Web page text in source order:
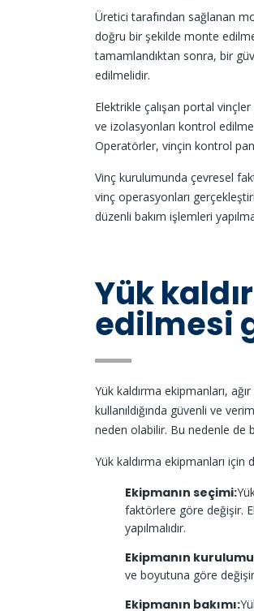
Üretici tarafından sağlanan
doğru bir şekilde monte
tamamlandıktan sonra, bir
edilmelidir.
Elektrikle çalışan portal
ve izolasyonları kontrol
Operatörler, vinçin kontrol
Vinç kurulumunda çevresel
vinç operasyonları
düzenli bakım işlemleri
Yük
edilmesi
Yük kaldırma ekipmanları,
kullanıldığında güvenli ve
neden olabilir. Bu nedenle de
Yük kaldırma ekipmanları
Ekipmanın seçimi:
faktörlere göre değişir.
yapılmalıdır.
Ekipmanın
ve boyutuna göre
Ekipmanın bakımı: